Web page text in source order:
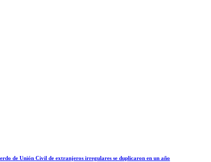
de Unión Civil de extranjeros irregulares se duplicaron en un año